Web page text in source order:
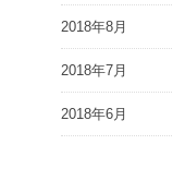
2018年8月
2018年7月
2018年6月